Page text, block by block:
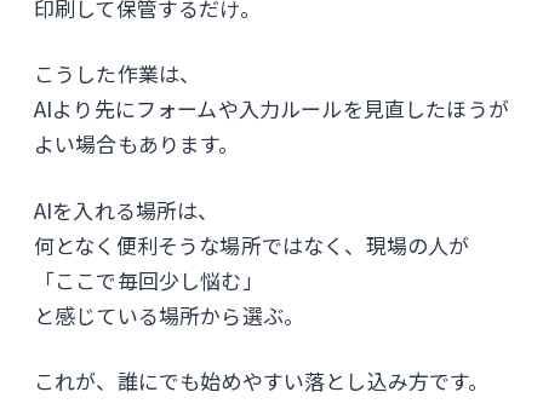
印刷して保管するだけ。
こうした作業は、
AIより先にフォームや入力ルールを見直したほうが
よい場合もあります。
AIを入れる場所は、
何となく便利そうな場所ではなく、現場の人が
「ここで毎回少し悩む」
と感じている場所から選ぶ。
これが、誰にでも始めやすい落とし込み方です。